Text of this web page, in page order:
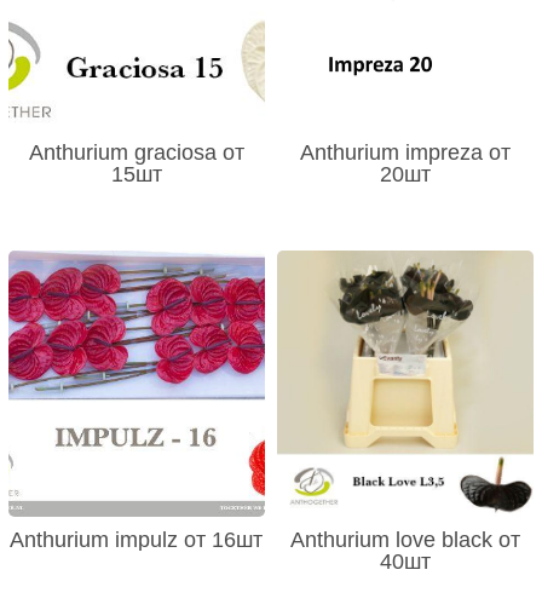
Anthurium graciosa от
15шт
Anthurium impreza от
20шт
Anthurium impulz от 16шт
Anthurium love black от
40шт